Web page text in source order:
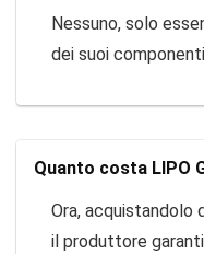
Nessuno, solo
dei suoi
Quanto costa LIPO
Ora,
il produttore